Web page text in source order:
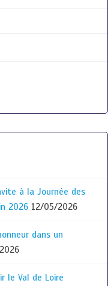
à la Journée des
2026 12/05/2026
dans un
le Val de Loire